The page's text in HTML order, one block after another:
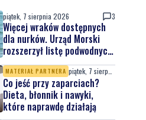
piątek, 7 sierpnia 2026 3
Więcej wraków dostępnych
dla nurków. Urząd Morski
rozszerzył listę podwodnych
atrakcji
MATERIAŁ PARTNERA
Co jeść przy zaparciach?
Dieta, błonnik i nawyki,
które naprawdę działają